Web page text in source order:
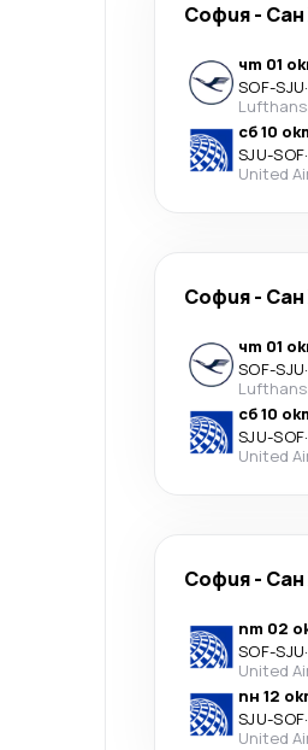
София- Сан
чт 01
SOF-SJU·
сб 10
SJU-SOF·
United
София- Сан
чт 01
SOF-SJU·
сб 10
SJU-SOF·
United
София- Сан
пт 02
SOF-SJU·
United
пн 12
SJU-SOF·
United